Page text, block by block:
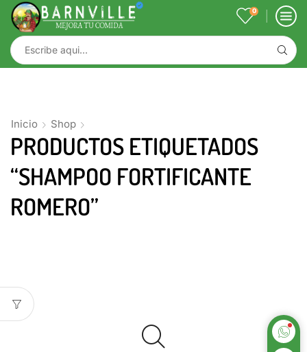
0
Inicio Shop
PRODUCTOS ETIQUETADOS
“SHAMPOO FORTIFICANTE
ROMERO”